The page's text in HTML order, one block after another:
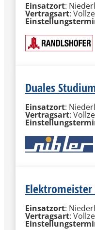
Einsatzort:
Vertragsart:
Duales
Einsatzort:
Vertragsart:
Einsatzort:
Vertragsart: